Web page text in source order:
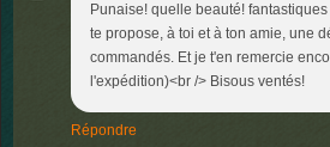
Punaise! quelle beauté!
te propose, à toi et à ton amie, une
commandés. Et je t'en remercie
l'expédition)<br /> Bisous ventés!
Répondre